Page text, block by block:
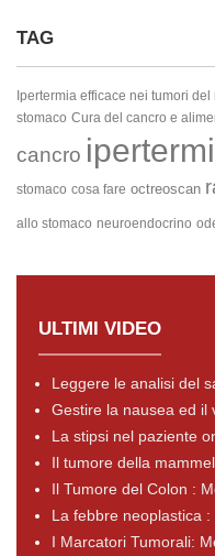
TAG
Ipertermia efficace nei tumori del
stomaco Cura del cancro e
cancro
stomaco cosa fare octreoscan
allo stomaco neuroendocrino
ULTIMI VIDEO
Leggere le analisi del
Gestire la nausea ed il
La stipsi nel paziente
Il tumore della
Il Tumore del Colon :
La febbre neoplastica
I Marcatori Tumorali: